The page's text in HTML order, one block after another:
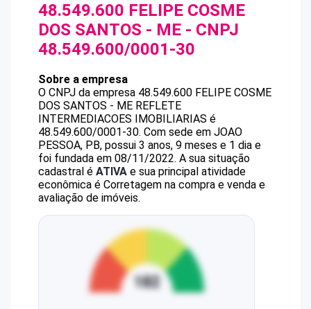
48.549.600 FELIPE COSME
DOS SANTOS - ME - CNPJ
48.549.600/0001-30
Sobre a empresa
O CNPJ da empresa 48.549.600 FELIPE COSME
DOS SANTOS - ME REFLETE
INTERMEDIACOES IMOBILIARIAS é
48.549.600/0001-30. Com sede em JOAO
PESSOA, PB, possui 3 anos, 9 meses e 1 dia e
foi fundada em 08/11/2022. A sua situação
cadastral é ATIVA e sua principal atividade
econômica é Corretagem na compra e venda e
avaliação de imóveis.